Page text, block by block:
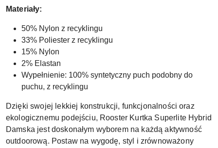
Materiały:
50% Nylon z recyklingu
33% Poliester z recyklingu
15% Nylon
2% Elastan
Wypełnienie: 100% syntetyczny puch podobny do
puchu, z recyklingu
Dzięki swojej lekkiej konstrukcji, funkcjonalności oraz
ekologicznemu podejściu, Rooster Kurtka Superlite Hybrid
Damska jest doskonałym wyborem na każdą aktywność
outdoorową. Postaw na wygodę, styl i zrównoważony